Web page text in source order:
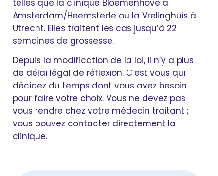
telles que la clinique Bloemenhove à
Amsterdam/Heemstede ou la Vrelinghuis à
Utrecht. Elles traitent les cas jusqu’à 22
semaines de grossesse.
Depuis la modification de la loi, il n’y a plus
de délai légal de réflexion. C’est vous qui
décidez du temps dont vous avez besoin
pour faire votre choix. Vous ne devez pas
vous rendre chez votre médecin traitant ;
vous pouvez contacter directement la
clinique.